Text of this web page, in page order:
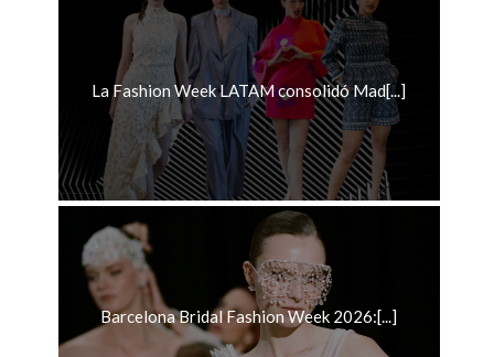
La Fashion Week LATAM consolidó Mad[...]
Barcelona Bridal Fashion Week 2026:[...]